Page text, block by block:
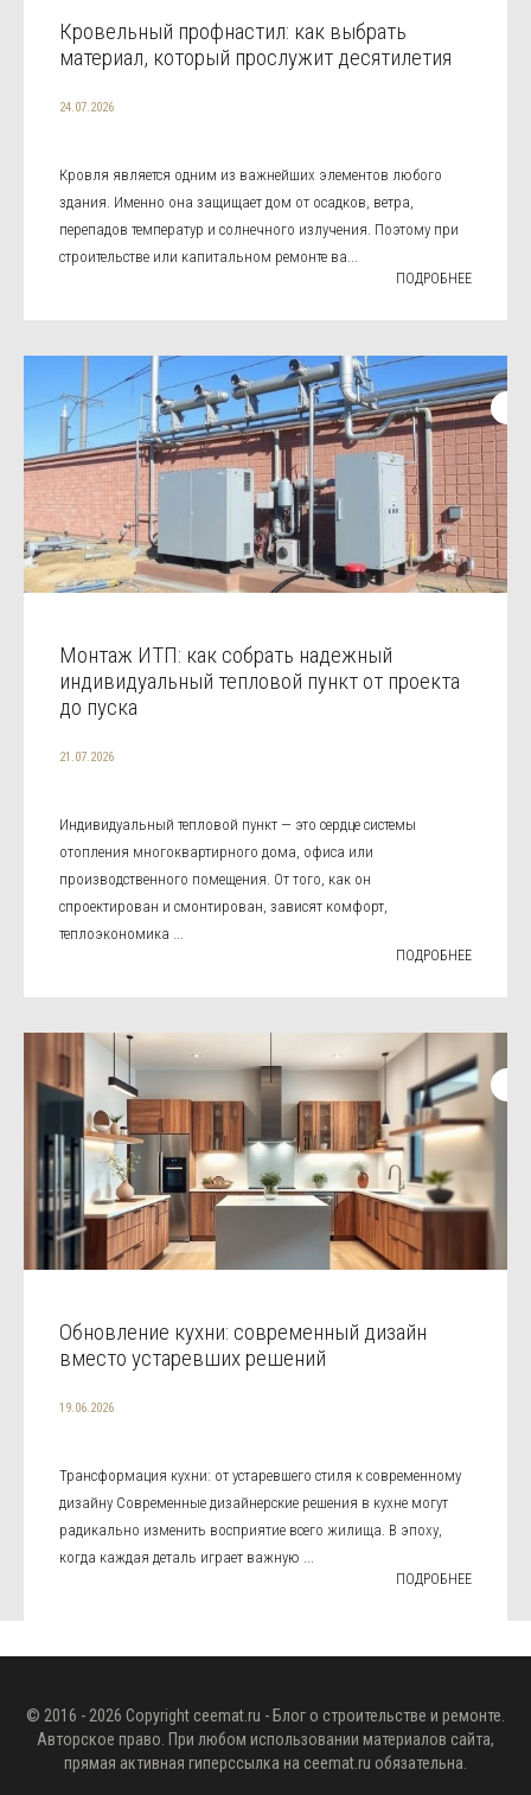
Кровельный профнастил: как выбрать
материал, который прослужит десятилетия
24.07.2026
Кровля является одним из важнейших элементов любого
здания. Именно она защищает дом от осадков, ветра,
перепадов температур и солнечного излучения. Поэтому при
строительстве или капитальном ремонте ва...
ПОДРОБНЕЕ
Монтаж ИТП: как собрать надежный
индивидуальный тепловой пункт от проекта
до пуска
21.07.2026
Индивидуальный тепловой пункт — это сердце системы
отопления многоквартирного дома, офиса или
производственного помещения. От того, как он
спроектирован и смонтирован, зависят комфорт,
теплоэкономика ...
ПОДРОБНЕЕ
Обновление кухни: современный дизайн
вместо устаревших решений
19.06.2026
Трансформация кухни: от устаревшего стиля к современному
дизайну Современные дизайнерские решения в кухне могут
радикально изменить восприятие всего жилища. В эпоху,
когда каждая деталь играет важную ...
ПОДРОБНЕЕ
© 2016 - 2026 Copyright ceemat.ru - Блог о строительстве и ремонте.
Авторское право. При любом использовании материалов сайта,
прямая активная гиперссылка на ceemat.ru обязательна.